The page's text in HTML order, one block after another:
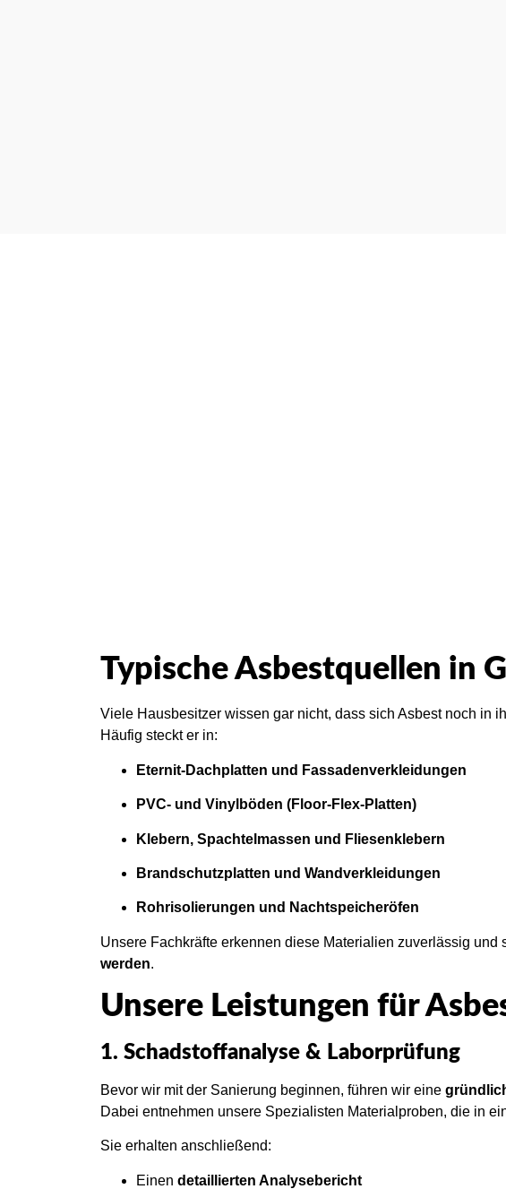
Typische Asbestquellen in
Viele Hausbesitzer wissen gar nicht, dass sich Asbest noch in
Häufig steckt er in:
Eternit-Dachplatten und Fassadenverkleidungen
PVC- und Vinylböden (Floor-Flex-Platten)
Klebern, Spachtelmassen und Fliesenklebern
Brandschutzplatten und Wandverkleidungen
Rohrisolierungen und Nachtspeicheröfen
Unsere Fachkräfte erkennen diese Materialien zuverlässig und
werden.
Unsere Leistungen für
1. Schadstoffanalyse & Laborprüfung
Bevor wir mit der Sanierung beginnen, führen wir eine
Dabei entnehmen unsere Spezialisten Materialproben, die in
Sie erhalten anschließend:
Einen detaillierten Analysebericht